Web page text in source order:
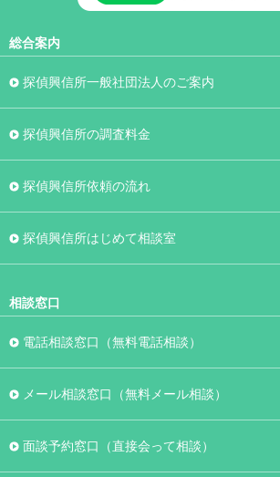
総合案内
探偵興信所一般社団法人のご案内
探偵興信所の調査料金
探偵興信所依頼の流れ
探偵興信所はじめて相談室
相談窓口
電話相談窓口（無料電話相談）
メール相談窓口（無料メール相談）
面談予約窓口（直接会って相談）